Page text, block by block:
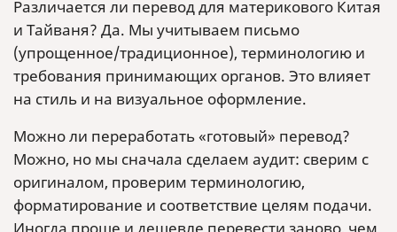
Различается ли перевод для материкового Китая
и Тайваня? Да. Мы учитываем письмо
(упрощенное/традиционное), терминологию и
требования принимающих органов. Это влияет
на стиль и на визуальное оформление.
Можно ли переработать «готовый» перевод?
Можно, но мы сначала сделаем аудит: сверим с
оригиналом, проверим терминологию,
форматирование и соответствие целям подачи.